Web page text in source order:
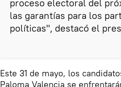
proceso electoral del
las garantías para los
políticas", destacó el
Este 31 de mayo, los
Paloma Valencia se